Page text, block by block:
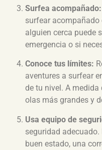
Surfea acompañado:
surfear acompañado
alguien cerca puede
emergencia o si
Conoce tus límites:
aventures a surfear
de tu nivel. A medida
olas más grandes y
Usa equipo de
seguridad
buen estado, una